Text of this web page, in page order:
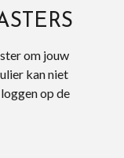
om jouw
kan niet
op de